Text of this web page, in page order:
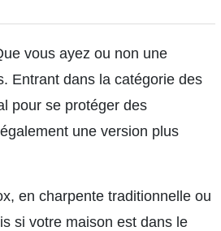
vous ayez ou non une
Entrant dans la catégorie des
pour se protéger des
une version plus
en charpente traditionnelle ou
si votre maison est dans le